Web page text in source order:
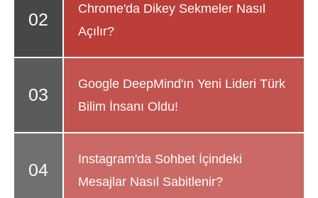
Chrome'da Dikey Sekmeler Nasıl
Açılır?
Google DeepMind'ın Yeni Lideri Türk
Bilim İnsanı Oldu!
Instagram'da Sohbet İçindeki
Mesajlar Nasıl Sabitlenir?